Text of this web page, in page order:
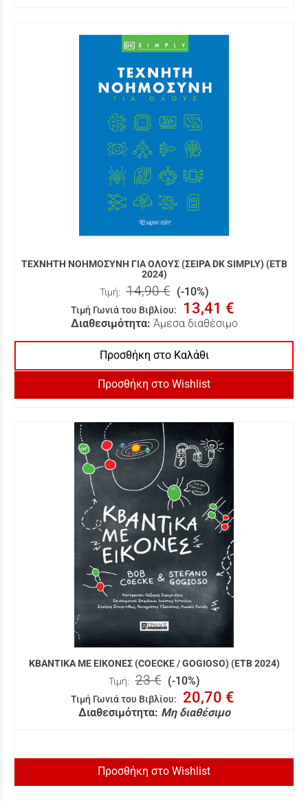
ΤΕΧΝΗΤΗ ΝΟΗΜΟΣΥΝΗ ΓΙΑ ΟΛΟΥΣ (ΣΕΙΡΑ DK SIMPLY) (ΕΤΒ
2024)
Τιμή: 14,90 € (-10%)
Τιμή Γωνιά του Βιβλίου: 13,41 €
Διαθεσιμότητα: Άμεσα διαθέσιμο
Προσθήκη στο Καλάθι
Προσθήκη στο Wishlist
ΚΒΑΝΤΙΚΑ ΜΕ ΕΙΚΟΝΕΣ (COECKE / GOGIOSO) (ΕΤΒ 2024)
Τιμή: 23 € (-10%)
Τιμή Γωνιά του Βιβλίου: 20,70 €
Διαθεσιμότητα: Μη διαθέσιμο
Προσθήκη στο Wishlist